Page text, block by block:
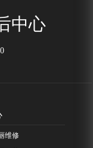
中心
维修